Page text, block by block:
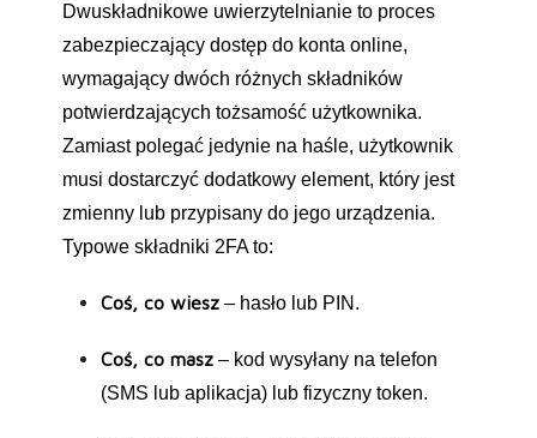
Dwuskładnikowe uwierzytelnianie to proces
zabezpieczający dostęp do konta online,
wymagający dwóch różnych składników
potwierdzających tożsamość użytkownika.
Zamiast polegać jedynie na haśle, użytkownik
musi dostarczyć dodatkowy element, który jest
zmienny lub przypisany do jego urządzenia.
Typowe składniki 2FA to:
Coś, co wiesz – hasło lub PIN.
Coś, co masz – kod wysyłany na telefon
(SMS lub aplikacja) lub fizyczny token.